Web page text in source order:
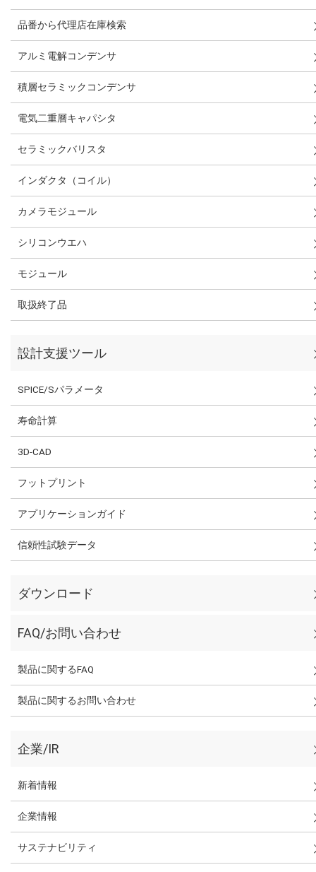
品番から代理店在庫検索
アルミ電解コンデンサ
積層セラミックコンデンサ
電気二重層キャパシタ
セラミックバリスタ
インダクタ（コイル）
カメラモジュール
シリコンウエハ
モジュール
取扱終了品
設計支援ツール
SPICE/Sパラメータ
寿命計算
3D-CAD
フットプリント
アプリケーションガイド
信頼性試験データ
ダウンロード
FAQ/お問い合わせ
製品に関するFAQ
製品に関するお問い合わせ
企業/IR
新着情報
企業情報
サステナビリティ